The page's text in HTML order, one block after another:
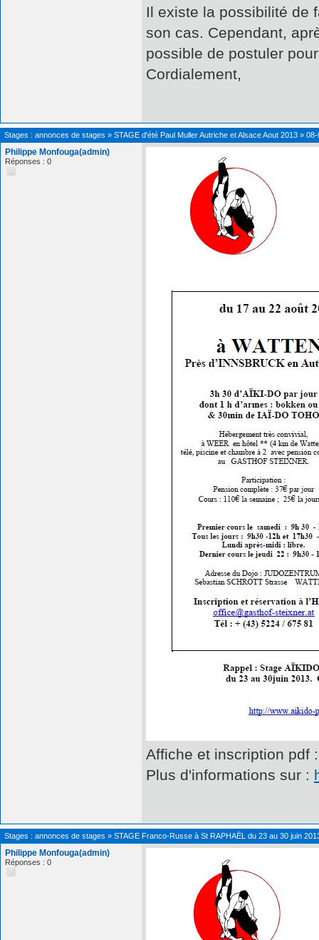
Il existe la possibilité de
son cas. Cependant,
possible de postuler
Cordialement,
Stages : annonces de stages » STAGE d'été Paul Muller Autriche et Alsace Aout 2013 » 08-
Philippe Monfouga(admin)
Réponses : 0
Affiche et inscription pdf
Plus d'informations sur :
Stages : annonces de stages » STAGE Franco-Russe à St RAPHAËL du 23 au 30 juin
Philippe Monfouga(admin)
Réponses : 0